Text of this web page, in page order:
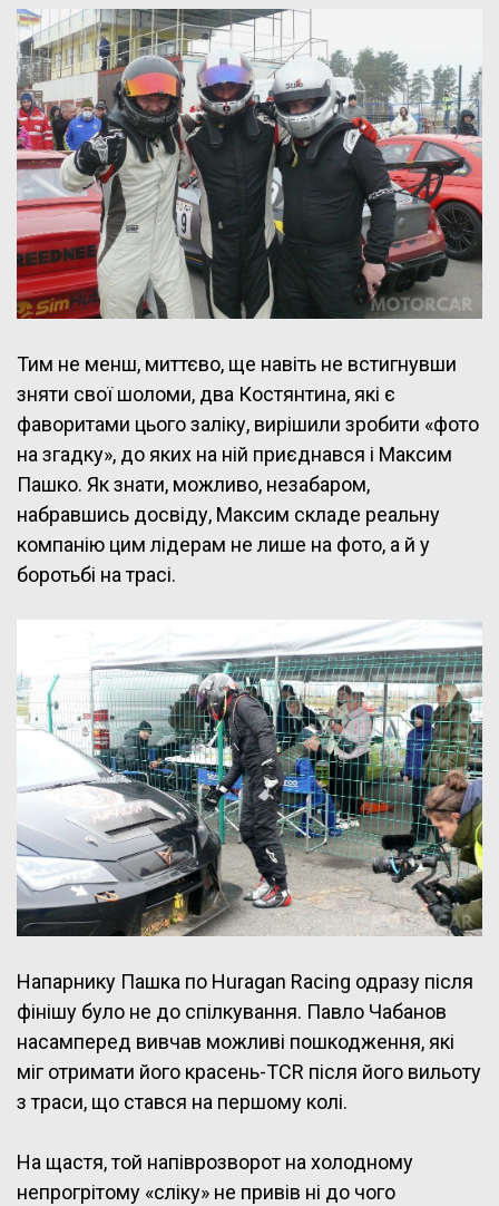
Тим не менш, миттєво, ще навіть не встигнувши
зняти свої шоломи, два Костянтина, які є
фаворитами цього заліку, вирішили зробити «фото
на згадку», до яких на ній приєднався і Максим
Пашко. Як знати, можливо, незабаром,
набравшись досвіду, Максим складе реальну
компанію цим лідерам не лише на фото, а й у
боротьбі на трасі.
Напарнику Пашка по Huragan Racing одразу після
фінішу було не до спілкування. Павло Чабанов
насамперед вивчав можливі пошкодження, які
міг отримати його красень-TCR після його вильоту
з траси, що стався на першому колі.
На щастя, той напіврозворот на холодному
непрогрітому «сліку» не привів ні до чого